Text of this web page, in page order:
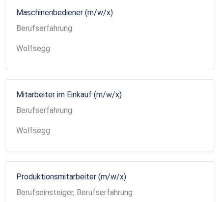
Maschinenbediener (m/w/x)
Berufserfahrung
Wolfsegg
Mitarbeiter im Einkauf (m/w/x)
Berufserfahrung
Wolfsegg
Produktionsmitarbeiter (m/w/x)
Berufseinsteiger, Berufserfahrung